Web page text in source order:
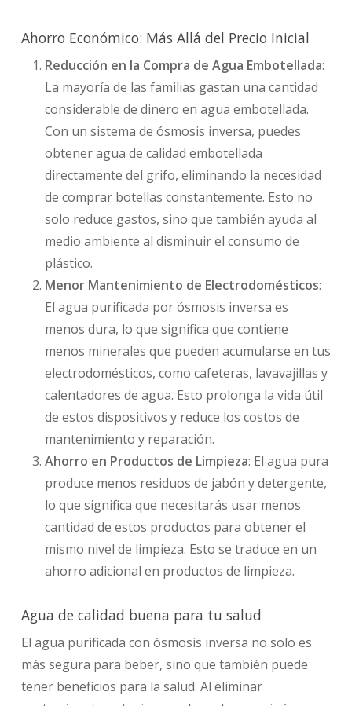
Ahorro Económico: Más Allá del Precio Inicial
Reducción en la Compra de Agua Embotellada:
La mayoría de las familias gastan una cantidad
considerable de dinero en agua embotellada.
Con un sistema de ósmosis inversa, puedes
obtener agua de calidad embotellada
directamente del grifo, eliminando la necesidad
de comprar botellas constantemente. Esto no
solo reduce gastos, sino que también ayuda al
medio ambiente al disminuir el consumo de
plástico.
Menor Mantenimiento de Electrodomésticos:
El agua purificada por ósmosis inversa es
menos dura, lo que significa que contiene
menos minerales que pueden acumularse en tus
electrodomésticos, como cafeteras, lavavajillas y
calentadores de agua. Esto prolonga la vida útil
de estos dispositivos y reduce los costos de
mantenimiento y reparación.
Ahorro en Productos de Limpieza: El agua pura
produce menos residuos de jabón y detergente,
lo que significa que necesitarás usar menos
cantidad de estos productos para obtener el
mismo nivel de limpieza. Esto se traduce en un
ahorro adicional en productos de limpieza.
Agua de calidad buena para tu salud
El agua purificada con ósmosis inversa no solo es
más segura para beber, sino que también puede
tener beneficios para la salud. Al eliminar